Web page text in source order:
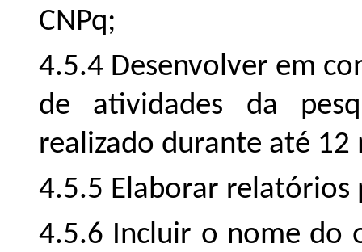
CNPq;
4.5.4 Desenvolver em
de atividades da
realizado durante até 12
4.5.5 Elaborar
4.5.6 Incluir o nome do